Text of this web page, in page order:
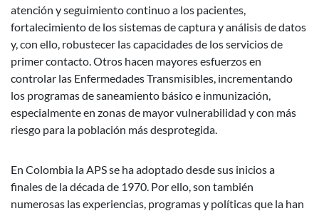
atención y seguimiento continuo a los pacientes,
fortalecimiento de los sistemas de captura y análisis de datos
y, con ello, robustecer las capacidades de los servicios de
primer contacto. Otros hacen mayores esfuerzos en
controlar las Enfermedades Transmisibles, incrementando
los programas de saneamiento básico e inmunización,
especialmente en zonas de mayor vulnerabilidad y con más
riesgo para la población más desprotegida.
En Colombia la APS se ha adoptado desde sus inicios a
finales de la década de 1970. Por ello, son también
numerosas las experiencias, programas y políticas que la han